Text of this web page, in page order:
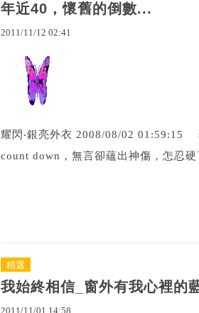
年近40，懷舊的倒數...
2011/11/12 02:41
耀閃‧銀亮外衣 2008/08/02 01:59:15
count down，無言卻蘊出神傷，怎忍
精選
我始終相信_窗外有我心裡的
2011/11/01 14:58